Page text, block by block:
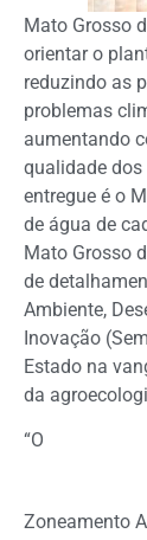
Mato Grosso
orientar o
reduzindo as
problemas
aumentando
qualidade
entregue é o
de água de
Mato Grosso
de
Ambiente,
Inovação
Estado na
da
“O
Zoneamento